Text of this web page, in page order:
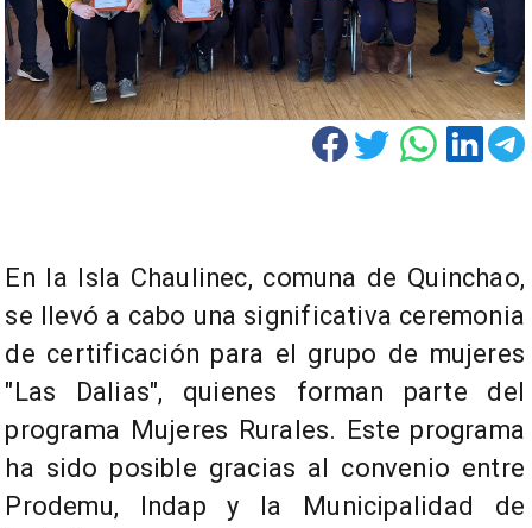
En la Isla Chaulinec, comuna de Quinchao,
se llevó a cabo una significativa ceremonia
de certificación para el grupo de mujeres
"Las Dalias", quienes forman parte del
programa Mujeres Rurales. Este programa
ha sido posible gracias al convenio entre
Prodemu, Indap y la Municipalidad de